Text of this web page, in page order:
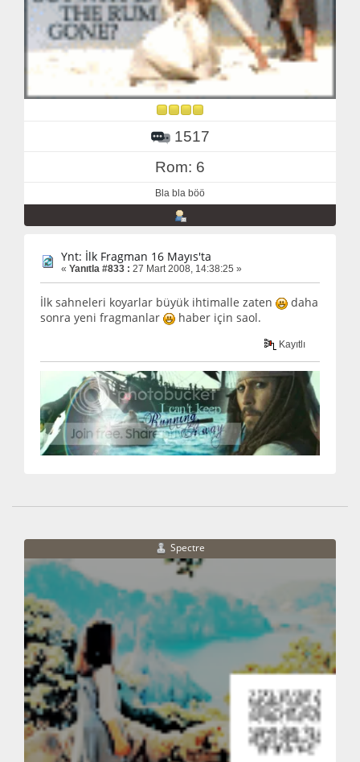
1517
Rom: 6
Bla bla böö
Ynt: İlk Fragman 16 Mayıs'ta
« Yanıtla #833 : 27 Mart 2008, 14:38:25 »
İlk sahneleri koyarlar büyük ihtimalle zaten
daha
sonra yeni fragmanlar
haber için saol.
Kayıtlı
Spectre